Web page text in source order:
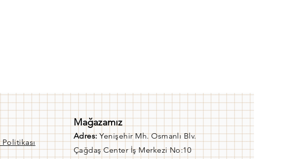
Mağazamız
Adres:Yenişehir Mh. Osmanlı Blv.
Çağdaş Center İş Merkezi No:10